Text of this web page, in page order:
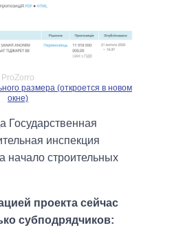
ProZorro
размера (откроется в новом
окне)
Государственная
инспекция
начало строительных
проекта сейчас
субподрядчиков: